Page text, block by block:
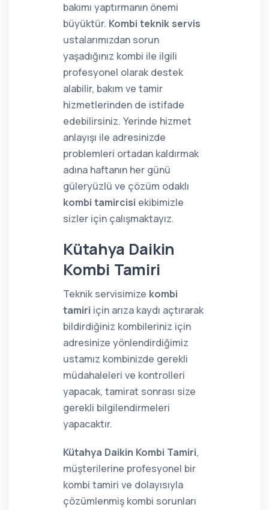
bakımı yaptırmanın önemi
büyüktür. Kombi teknik servis
ustalarımızdan sorun
yaşadığınız kombi ile ilgili
profesyonel olarak destek
alabilir, bakım ve tamir
hizmetlerinden de istifade
edebilirsiniz. Yerinde hizmet
anlayışı ile adresinizde
problemleri ortadan kaldırmak
adına haftanın her günü
güleryüzlü ve çözüm odaklı
kombi tamircisi ekibimizle
sizler için çalışmaktayız.
Kütahya Daikin
Kombi Tamiri
Teknik servisimize kombi
tamiri için arıza kaydı açtırarak
bildirdiğiniz kombileriniz için
adresinize yönlendirdiğimiz
ustamız kombinizde gerekli
müdahaleleri ve kontrolleri
yapacak, tamirat sonrası size
gerekli bilgilendirmeleri
yapacaktır.
Kütahya Daikin Kombi Tamiri,
müşterilerine profesyonel bir
kombi tamiri ve dolayısıyla
çözümlenmiş kombi sorunları